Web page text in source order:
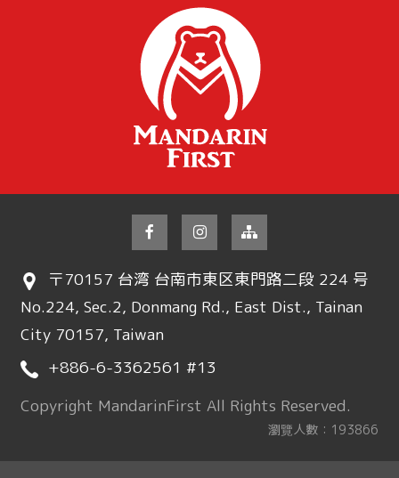
〒70157 台湾 台南市東区東門路二段 224 号
No.224, Sec.2, Donmang Rd., East Dist., Tainan
City 70157, Taiwan
+886-6-3362561 #13
Copyright MandarinFirst All Rights Reserved.
瀏覽人數：193866